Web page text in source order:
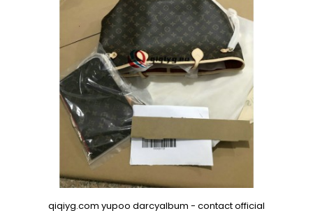
qiqiyg.com yupoo darcyalbum - contact official